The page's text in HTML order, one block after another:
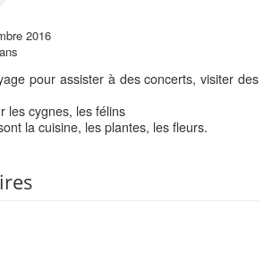
2016
pour assister à des concerts, visiter des
les cygnes, les félins
la cuisine, les plantes, les fleurs.